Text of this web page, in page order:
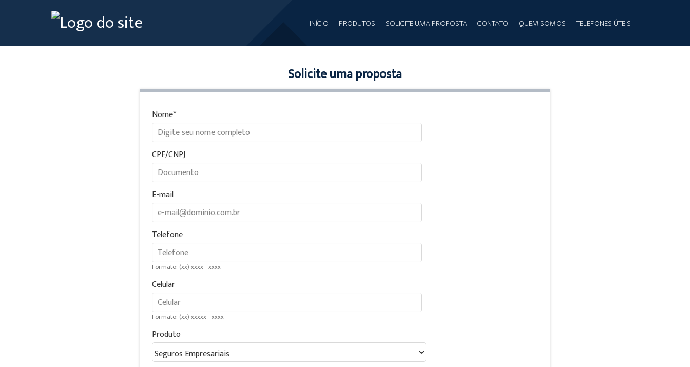
INÍCIO PRODUTOS SOLICITE UMA PROPOSTA CONTATO QUEM SOMOS TELEFONES ÚTEIS
Solicite uma proposta
Nome
CPF/CNPJ
E-mail
Telefone
Formato: (xx) xxxx - xxxx
Celular
Formato: (xx) xxxxx - xxxx
Produto